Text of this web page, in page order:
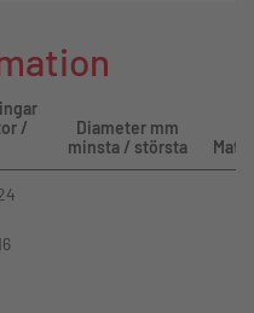
/
Diameter mm
minsta / största